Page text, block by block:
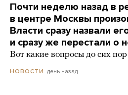
Почти неделю назад в
в центре Москвы
Власти сразу назвали
и сразу же перестали о
Вот какие вопросы до сих пор
НОВОСТИ день назад